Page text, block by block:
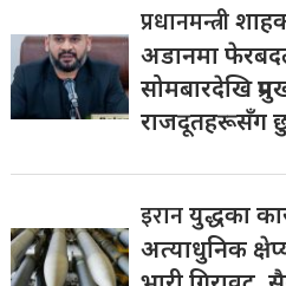
प्रधानमन्त्री
अडानमा
सोमबारदेखि
राजदूतहरूसँग
इरानयुद्धका
अत्याधुनिक